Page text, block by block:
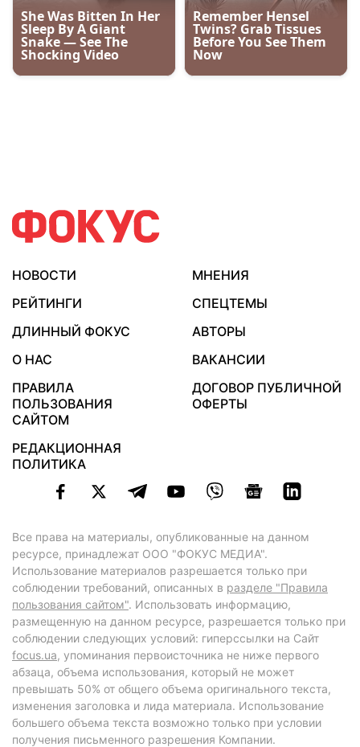
НОВОСТИ
МНЕНИЯ
РЕЙТИНГИ
СПЕЦТЕМЫ
ДЛИННЫЙ ФОКУС
АВТОРЫ
О НАС
ВАКАНСИИ
ПРАВИЛА
ПОЛЬЗОВАНИЯ
САЙТОМ
ДОГОВОР ПУБЛИЧНОЙ
ОФЕРТЫ
РЕДАКЦИОННАЯ
ПОЛИТИКА
Все права на материалы, опубликованные на данном
ресурсе, принадлежат ООО "ФОКУС МЕДИА".
Использование материалов разрешается только при
соблюдении требований, описанных в разделе "Правила
пользования сайтом". Использовать информацию,
размещенную на данном ресурсе, разрешается только при
соблюдении следующих условий: гиперссылки на Сайт
focus.ua, упоминания первоисточника не ниже первого
абзаца, объема использования, который не может
превышать 50% от общего объема оригинального текста,
изменения заголовка и лида материала. Использование
большего объема текста возможно только при условии
получения письменного разрешения Компании.